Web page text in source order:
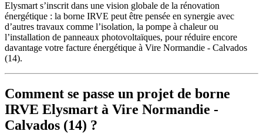
Elysmart s’inscrit dans une vision globale de la rénovation
énergétique : la borne IRVE peut être pensée en synergie avec
d’autres travaux comme l’isolation, la pompe à chaleur ou
l’installation de panneaux photovoltaïques, pour réduire encore
davantage votre facture énergétique à Vire Normandie - Calvados
(14).
Comment se passe un projet de borne
IRVE Elysmart à Vire Normandie -
Calvados (14) ?